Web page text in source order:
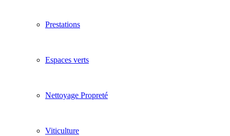
Prestations
Espaces verts
Nettoyage Propreté
Viticulture